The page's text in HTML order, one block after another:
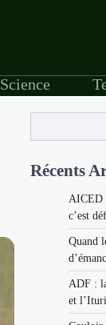
Science
Récents
AICED
c’est
Quand
ADF :
et